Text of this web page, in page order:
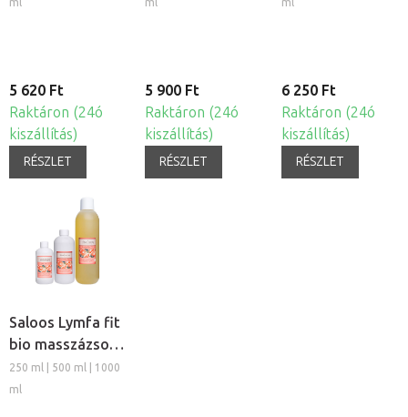
ml
5 620 Ft
Raktáron (24ó
kiszállítás)
RÉSZLET
ml
5 900 Ft
Raktáron (24ó
kiszállítás)
RÉSZLET
ml
6 250 Ft
Raktáron (24ó
kiszállítás)
RÉSZLET
Saloos Lymfa fit
bio masszázsolaj
és testolaj
250 ml | 500 ml | 1000
ml